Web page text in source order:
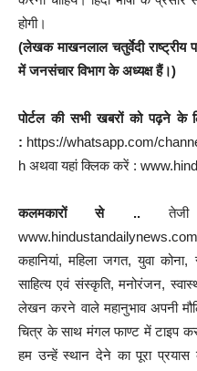
होगी।
(लेखक माखनलाल चतुर्वेदी राष्ट्रीय
में जनसंचार विभाग के अध्यक्ष हैं।)
पोर्टल की सभी खबरों को पढ़ने के
: https://whatsapp.com/
h अथवा यहां क्लिक करें :
कलमकारों से ..तेजी
कहानियां, महिला जगत, युवा कोना,
साहित्य एवं संस्कृति, मनोरंजन,
लेखन करने वाले महानुभाव अपनी
चित्र के साथ मंगल फाण्ट में टाइप
हम उन्हें स्थान देने का पूरा प्रयास